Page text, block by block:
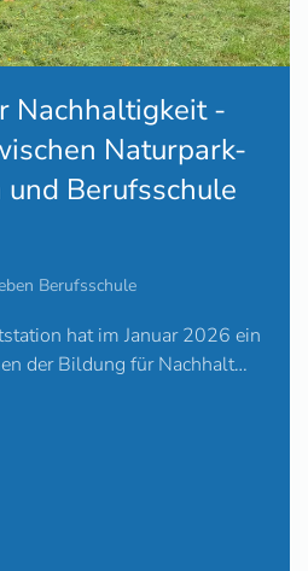
Nachhaltigkeit -
Naturpark-
Berufsschule
Berufsschule
hat im Januar 2026 ein
der Bildung für Nachhalt…